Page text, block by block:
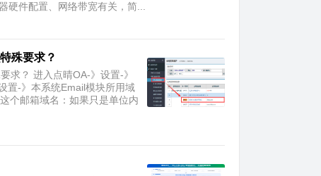
硬件配置、网络带宽有关，简...
殊要求？
求？ 进入点晴OA-》设置-》
置-》本系统Email模块所用域
个邮箱域名：如果只是单位内